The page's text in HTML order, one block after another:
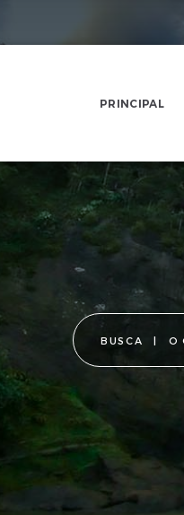
PRINCIPAL
BUSCA